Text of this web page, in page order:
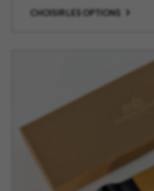
prix :
CHOISIR LES OPTIONS